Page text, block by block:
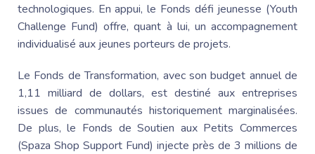
technologiques. En appui, le Fonds défi jeunesse (Youth
Challenge Fund) offre, quant à lui, un accompagnement
individualisé aux jeunes porteurs de projets.
Le Fonds de Transformation, avec son budget annuel de
1,11 milliard de dollars, est destiné aux entreprises
issues de communautés historiquement marginalisées.
De plus, le Fonds de Soutien aux Petits Commerces
(Spaza Shop Support Fund) injecte près de 3 millions de